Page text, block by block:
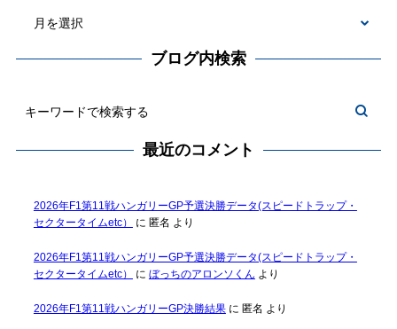
ブログ内検索
最近のコメント
2026年F1第11戦ハンガリーGP予選決勝データ(スピードトラップ・
セクタータイムetc）
に 匿名 より
2026年F1第11戦ハンガリーGP予選決勝データ(スピードトラップ・
セクタータイムetc）
に ぼっちのアロンソくん より
2026年F1第11戦ハンガリーGP決勝結果に 匿名 より